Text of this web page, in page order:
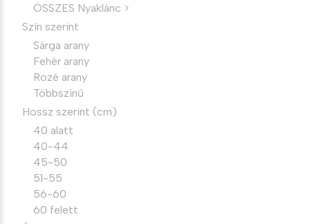
ÖSSZES Nyaklánc >
Szín szerint
Sárga arany
Fehér arany
Rozé arany
Többszínű
Hossz szerint (cm)
40 alatt
40-44
45-50
51-55
56-60
60 felett